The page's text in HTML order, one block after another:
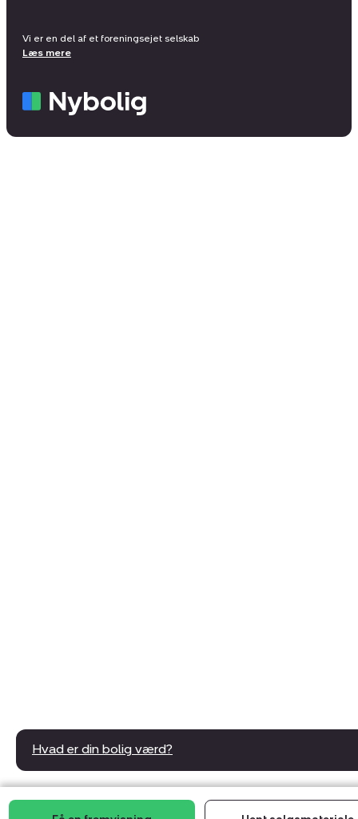
Vi er en del af et foreningsejet selskab
Læs mere
Hvad er din bolig værd?